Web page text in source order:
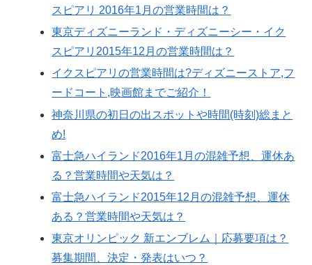
スピアリ 2016年1月の営業時間は？
東京ディズニーランド・ディズニーシー・イク
スピアリ2015年12月の営業時間は？
イクスピアリの営業時間は?ディズニーストア,フ
ードコート,映画館までご紹介！
神奈川県の初日の出スポットや時間(時刻)総まと
め!
富士急ハイランド2016年1月の混雑予想、運休あ
る？営業時間や天気は？
富士急ハイランド2015年12月の混雑予想、運休
ある？営業時間や天気は？
東京オリンピック 新エンブレム｜応募要項は？
募集期間、決定・発表はいつ？